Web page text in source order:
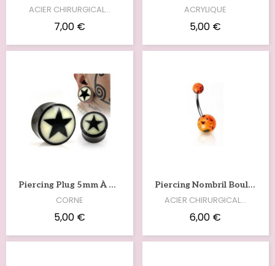
ACIER CHIRURGICAL…
7,00 €
ACRYLIQUE
5,00 €
Voir Piercing Plug 5mm À 25mm En Corne Avec Une Étoile PL058
CORNE
5,00 €
Voir Piercing Nombril Boules En Acrylique Orange Fluo Tachetées NOM201O
ACIER CHIRURGICAL…
6,00 €